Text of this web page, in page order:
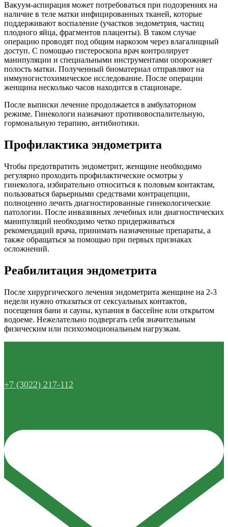
Вакуум-аспирация может потребоваться при подозрениях на
наличие в теле матки инфицированных тканей, которые
поддерживают воспаление (участков эндометрия, частиц
плодного яйца, фрагментов плаценты). В таком случае
операцию проводят под общим наркозом через влагалищный
доступ. С помощью гистероскопа врач контролирует
манипуляции и специальными инструментами опорожняет
полость матки. Полученный биоматериал отправляют на
иммуногистохимическое исследование. После операции
женщина несколько часов находится в стационаре.
После выписки лечение продолжается в амбулаторном
режиме. Гинекологи назначают противовоспалительную,
гормональную терапию, антибиотики.
Профилактика эндометрита
Чтобы предотвратить эндометрит, женщине необходимо
регулярно проходить профилактические осмотры у
гинеколога, избирательно относиться к половым контактам,
пользоваться барьерными средствами контрацепции,
полноценно лечить диагностированные гинекологические
патологии. После инвазивных лечебных или диагностических
манипуляций необходимо четко придерживаться
рекомендаций врача, принимать назначенные препараты, а
также обращаться за помощью при первых признаках
осложнений.
Реабилитация эндометрита
После хирургического лечения эндометрита женщине на 2-3
недели нужно отказаться от сексуальных контактов,
посещения бани и сауны, купания в бассейне или открытом
водоеме. Нежелательно подвергать себя значительным
физическим или психоэмоциональным нагрузкам.
+7 (3022) 217-112